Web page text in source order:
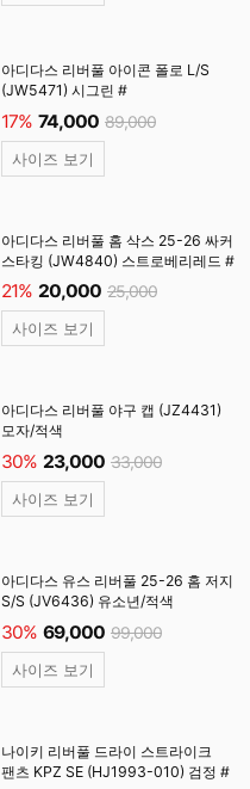
아디다스 리버풀 아이콘 폴로 L/S
(JW5471) 시그린 #
17% 74,000 89,000
사이즈 보기
아디다스 리버풀 홈 삭스 25-26 싸커
스타킹 (JW4840) 스트로베리레드 #
21% 20,000 25,000
사이즈 보기
아디다스 리버풀 야구 캡 (JZ4431)
모자/적색
30% 23,000 33,000
사이즈 보기
아디다스 유스 리버풀 25-26 홈 저지
S/S (JV6436) 유소년/적색
30% 69,000 99,000
사이즈 보기
나이키 리버풀 드라이 스트라이크
팬츠 KPZ SE (HJ1993-010) 검정 #